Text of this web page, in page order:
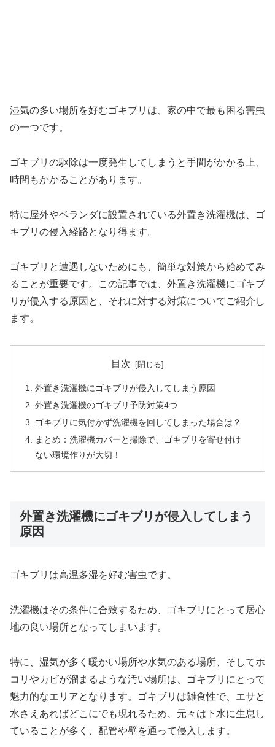
湿気の多い場所を好むゴキブリは、家の中で最も困る害虫
の一つです。
ゴキブリの駆除は一度発生してしまうと手間がかかる上、
時間もかかることがあります。
特に屋外やベランダに設置されている外置き洗濯機は、ゴ
キブリの侵入経路となり得ます。
ゴキブリと遭遇しないためにも、簡単な対策から始めてみ
ることが重要です。この記事では、外置き洗濯機にゴキブ
リが侵入する原因と、それに対する対策についてご紹介し
ます。
目次
外置き洗濯機にゴキブリが侵入してしまう原因
外置き洗濯機のゴキブリ予防対策4つ
ゴキブリに気付かず洗濯機を回してしまった場合は？
まとめ：洗濯機カバーと掃除で、ゴキブリを寄せ付け
ない環境作りが大切！
外置き洗濯機にゴキブリが侵入してしまう
原因
ゴキブリは高温多湿を好む害虫です。
洗濯機はその条件に合致するため、ゴキブリにとって居心
地の良い場所となってしまいます。
特に、湿気が多く暖かい場所や水気のある場所、そしてホ
コリやカビが溜まるような汚い場所は、ゴキブリにとって
魅力的なエリアとなります。ゴキブリは雑食性で、エサと
水さえあればどこにでも現れるため、元々は下水に生息し
ていることが多く、配管や壁を通って侵入します。